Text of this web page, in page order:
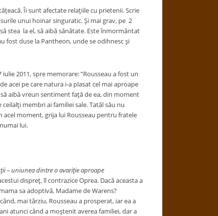
Îi sunt afectate relaţiile cu prietenii. Scrie
unui hoinar singuratic. Şi mai grav, pe 2
stea la el, să aibă sănătate. Este înmormântat
fost duse la Pantheon, unde se odihnesc şi
2011, spre memorare: ”Rousseau a fost un
acei pe care natura i-a plasat cel mai aproape
aibă vreun sentiment faţă de ea, din moment
membri ai familiei sale. Tatăl său nu
moment, grija lui Rousseau pentru fratele
lui.
– uniunea dintre o avariţie aproape
dispreţ, îl contrazice Oprea. Dacă aceasta a
sa adoptivă, Madame de Warens?
mai târziu, Rousseau a prosperat, iar ea a
atunci când a moştenit averea familiei, dar a